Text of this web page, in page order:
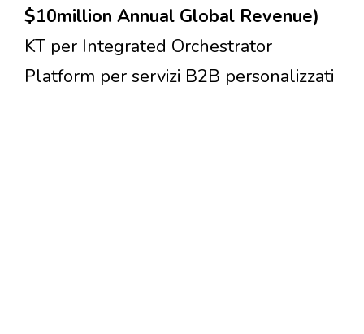
$10million Annual Global Revenue)
KT per Integrated Orchestrator
Platform per servizi B2B personalizzati